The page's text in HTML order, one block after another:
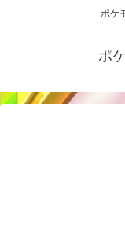
ポケ
ポ